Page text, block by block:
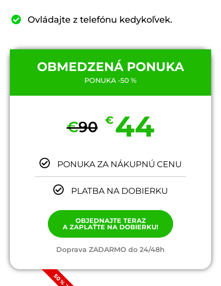
Ovládajte z telefónu kedykoľvek.
OBMEDZENÁ PONUKA
PONUKA -50 %
€90 €44
PONUKA ZA NÁKUPNÚ CENU
PLATBA NA DOBIERKU
OBJEDNAJTE TERAZ
A ZAPLAŤTE NA DOBIERKU!
Doprava ZADARMO do 24/48h